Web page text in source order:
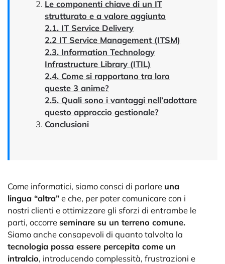
Come informatici, siamo consci di parlare una
lingua “altra”e che, per poter comunicare con i
nostri clienti e ottimizzare gli sforzi di entrambe le
parti, occorreseminare su un terreno comune.
Siamo anche consapevoli di quanto talvolta la
tecnologia possa essere percepita come un
intralcio, introducendo complessità, frustrazioni e
Le componenti chiave di un IT
strutturato e a valore aggiunto
2.1. IT Service Delivery
2.2 IT Service Management (ITSM)
2.3. Information Technology
Infrastructure Library (ITIL)
2.4. Come si rapportano tra loro
queste 3 anime?
2.5. Quali sono i vantaggi nell’adottare
questo approccio gestionale?
Conclusioni